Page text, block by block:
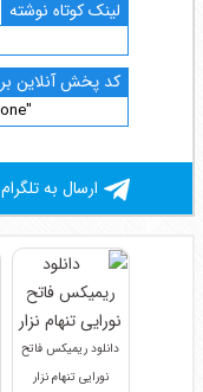
لینک کوتاه نوشته
کد پخش آنلاین
ارسال به تلگرام
دانلود ریمیکس فاتح
نورایی تنهام نزار